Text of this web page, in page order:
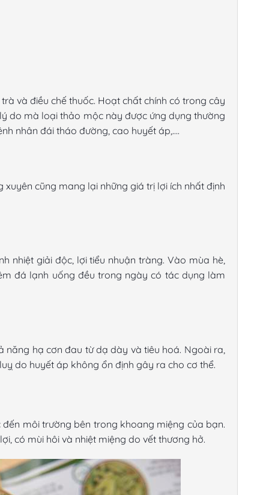
và điều chế thuốc. Hoạt chất chính có trongcây
do mà loại thảo mộc này được ứng dụng thường
nhân đái tháo đường, cao huyết áp,….
xuyên cũng mang lại những giá trị lợi ích nhất định
nhiệt giải độc, lợi tiểu nhuận tràng. Vào mùa hè,
đá lạnh uống đều trong ngày có tác dụng làm
hạ cơn đau từ dạ dày và tiêu hoá. Ngoài ra,
do huyết áp không ổn định gây ra cho cơ thể.
môi trường bên trong khoang miệng của bạn.
có mùi hôi và nhiệt miệng do vết thương hở.